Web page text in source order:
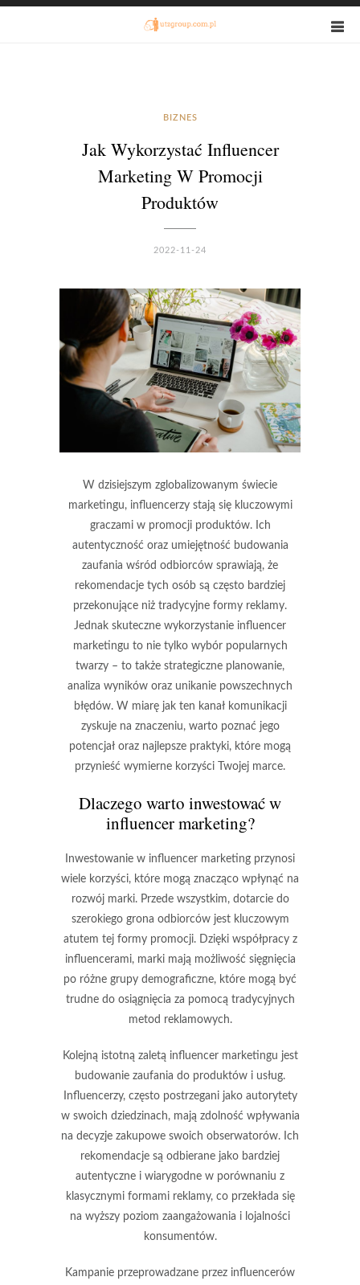
BIZNES
Jak Wykorzystać Influencer
Marketing W Promocji
Produktów
2022-11-24
W dzisiejszym zglobalizowanym świecie
marketingu, influencerzy stają się kluczowymi
graczami w promocji produktów. Ich
autentyczność oraz umiejętność budowania
zaufania wśród odbiorców sprawiają, że
rekomendacje tych osób są często bardziej
przekonujące niż tradycyjne formy reklamy.
Jednak skuteczne wykorzystanie influencer
marketingu to nie tylko wybór popularnych
twarzy – to także strategiczne planowanie,
analiza wyników oraz unikanie powszechnych
błędów. W miarę jak ten kanał komunikacji
zyskuje na znaczeniu, warto poznać jego
potencjał oraz najlepsze praktyki, które mogą
przynieść wymierne korzyści Twojej marce.
Dlaczego warto inwestować w
influencer marketing?
Inwestowanie w influencer marketing przynosi
wiele korzyści, które mogą znacząco wpłynąć na
rozwój marki. Przede wszystkim, dotarcie do
szerokiego grona odbiorcówjest kluczowym
atutem tej formy promocji. Dzięki współpracy z
influencerami, marki mają możliwość sięgnięcia
po różne grupy demograficzne, które mogą być
trudne do osiągnięcia za pomocą tradycyjnych
metod reklamowych.
Kolejną istotną zaletą influencer marketingu jest
budowanie zaufania do produktów i usług.
Influencerzy, często postrzegani jako autorytety
w swoich dziedzinach, mają zdolność wpływania
na decyzje zakupowe swoich obserwatorów. Ich
rekomendacje są odbierane jako bardziej
autentyczne i wiarygodne w porównaniu z
klasycznymi formami reklamy, co przekłada się
na wyższy poziom zaangażowania i lojalności
konsumentów.
Kampanie przeprowadzane przez influencerów